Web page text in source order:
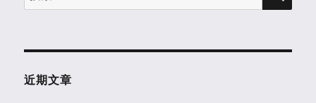
索：
近期文章